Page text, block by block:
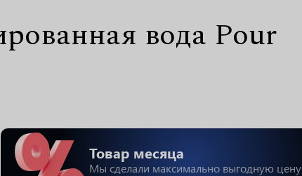
вода Pour
Товар месяца
Мы сделали максимально выгодную цену